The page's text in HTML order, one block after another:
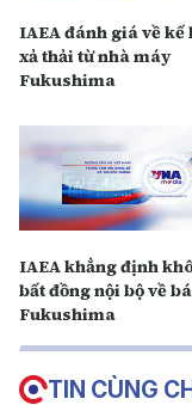
IAEA đánh giá về kế
xả thải từ nhà máy
Fukushima
IAEA khẳng định
bất đồng nội bộ về
Fukushima
TIN CÙNG